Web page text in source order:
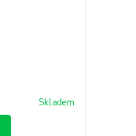
Skladem